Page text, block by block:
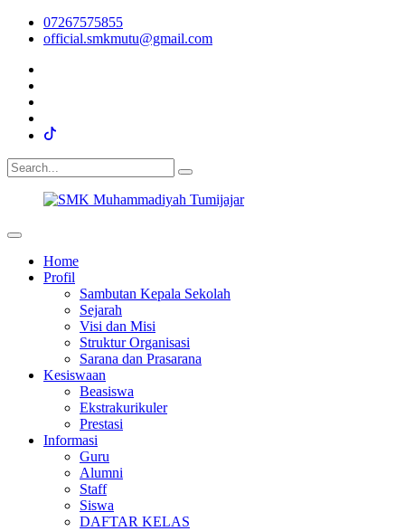
07267575855
official.smkmutu@gmail.com
Home
Profil
Sambutan Kepala Sekolah
Sejarah
Visi dan Misi
Struktur Organisasi
Sarana dan Prasarana
Kesiswaan
Beasiswa
Ekstrakurikuler
Prestasi
Informasi
Guru
Alumni
Staff
Siswa
DAFTAR KELAS